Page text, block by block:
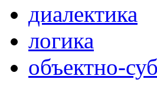
диалектика
логика
объектно-